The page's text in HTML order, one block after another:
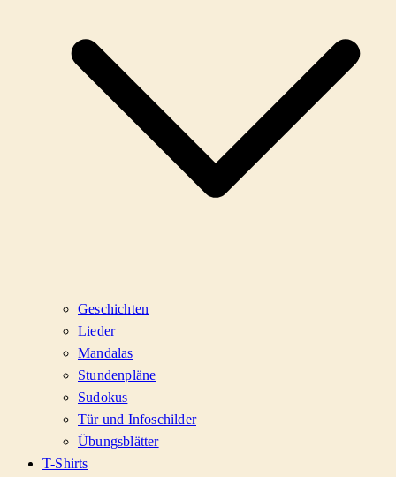
Geschichten
Lieder
Mandalas
Stundenpläne
Sudokus
Tür und Infoschilder
Übungsblätter
T-Shirts